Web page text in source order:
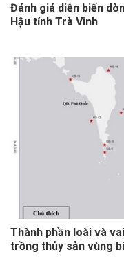
Đánh giá diễn biến
Hậu tỉnh Trà Vinh
Thành phần loài và
trồng thủy sản vùng